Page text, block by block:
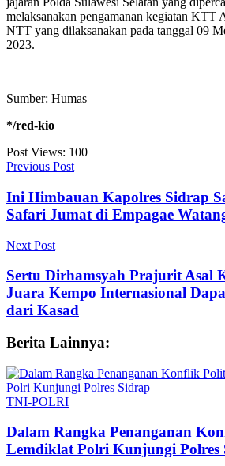
melaksanakan pengamanan kegiatan
NTT yang dilaksanakan pada tanggal 09
2023.
Sumber: Humas
*/red-kio
Post Views: 100
Previous Post
Ini Himbauan Kapolres Sidrap
Safari Jumat di Empagae
Next Post
Sertu Dirhamsyah Prajurit Asal
Juara Kempo Internasional
dari Kasad
Berita Lainnya:
TNI-POLRI
Dalam Rangka Penanganan
Lemdiklat Polri Kunjungi Polres